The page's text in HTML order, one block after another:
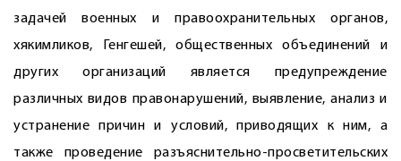
задачей военных и правоохранительных органов,
хякимликов, Генгешей, общественных объединений и
других организаций является предупреждение
различных видов правонарушений, выявление, анализ и
устранение причин и условий, приводящих к ним, а
также проведение разъяснительно-просветительских